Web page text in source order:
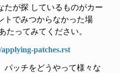
たが探 しているものがカー
トでみつからなかった場
たってみてください。
patches.rst
パッチをどうやって様々な